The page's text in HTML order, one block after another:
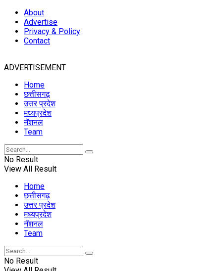
About
Advertise
Privacy & Policy
Contact
ADVERTISEMENT
Home
छत्तीसगढ़
उत्तर प्रदेश
मध्यप्रदेश
नॅशनल
Team
No Result
View All Result
Home
छत्तीसगढ़
उत्तर प्रदेश
मध्यप्रदेश
नॅशनल
Team
No Result